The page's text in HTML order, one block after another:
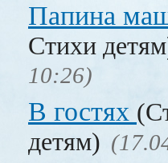
Папина
Стихи
10:26)
В гостях
детям)